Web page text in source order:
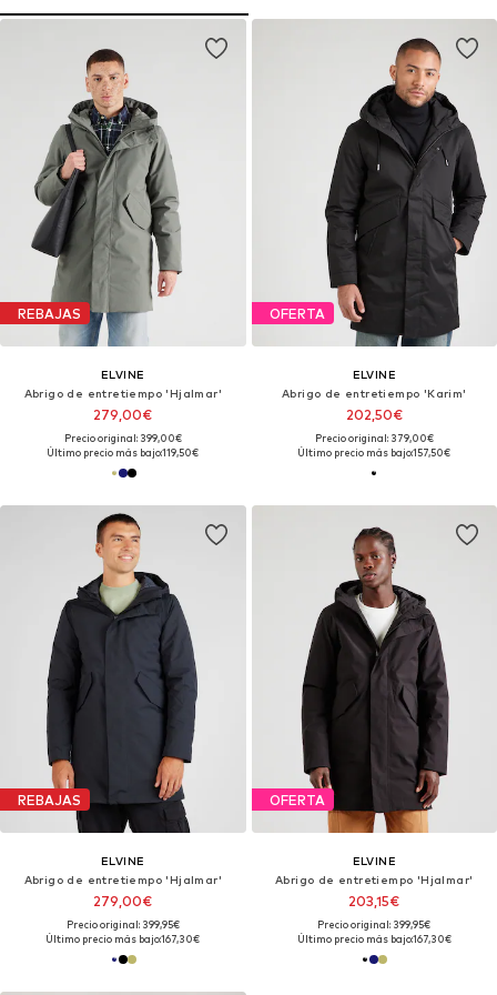
REBAJAS
ELVINE
Abrigo de entretiempo 'Hjalmar'
279,00€
Precio original: 399,00€
Último precio más bajo:119,50€
OFERTA
ELVINE
Abrigo de entretiempo 'Karim'
202,50€
Precio original: 379,00€
Último precio más bajo:157,50€
REBAJAS
ELVINE
Abrigo de entretiempo 'Hjalmar'
279,00€
Precio original: 399,95€
Último precio más bajo:167,30€
OFERTA
ELVINE
Abrigo de entretiempo 'Hjalmar'
203,15€
Precio original: 399,95€
Último precio más bajo:167,30€